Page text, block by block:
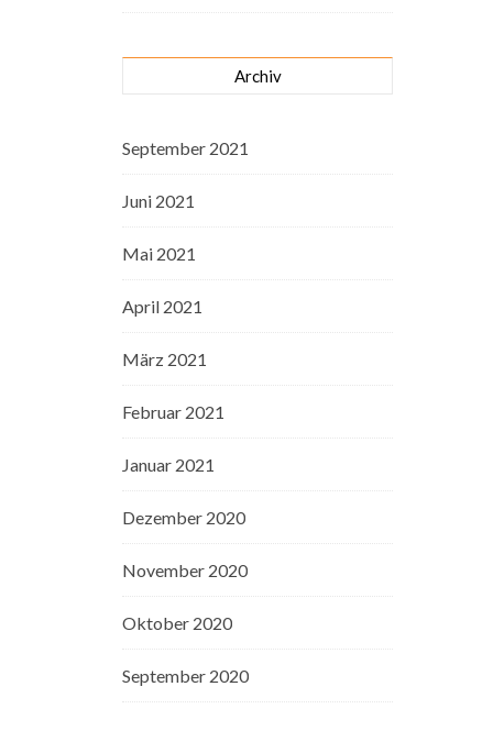
Archiv
September 2021
Juni 2021
Mai 2021
April 2021
März 2021
Februar 2021
Januar 2021
Dezember 2020
November 2020
Oktober 2020
September 2020